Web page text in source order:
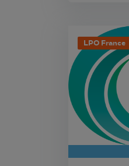
LPO France